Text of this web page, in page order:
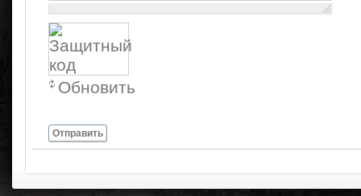
1000
символов
Обновить
Отправить